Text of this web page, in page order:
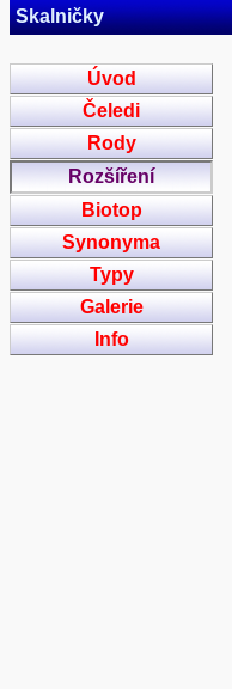
Skalničky
Úvod
Čeledi
Rody
Rozšíření
Biotop
Synonyma
Typy
Galerie
Info